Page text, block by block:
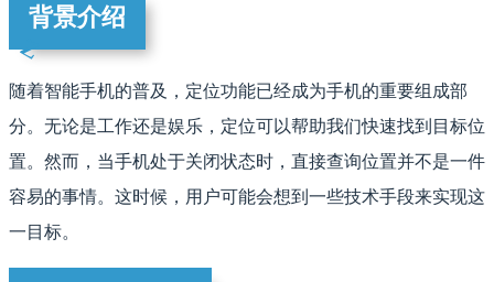
背景介绍
随着智能手机的普及，定位功能已经成为手机的重要组成部
分。无论是工作还是娱乐，定位可以帮助我们快速找到目标位
置。然而，当手机处于关闭状态时，直接查询位置并不是一件
容易的事情。这时候，用户可能会想到一些技术手段来实现这
一目标。